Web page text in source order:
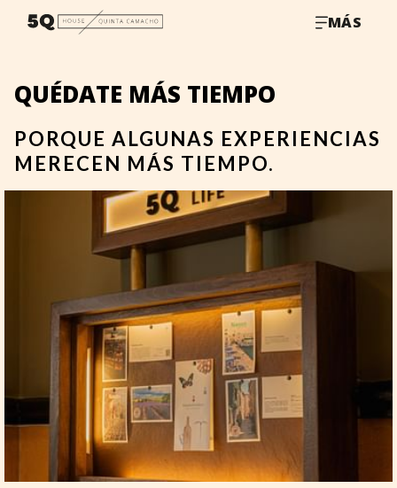
MÁS
QUÉDATE MÁS TIEMPO
PORQUE ALGUNAS EXPERIENCIAS
MERECEN MÁS TIEMPO.